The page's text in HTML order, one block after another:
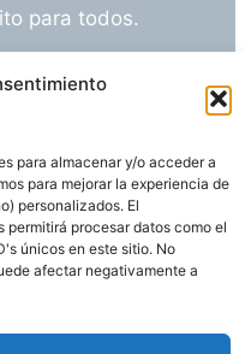
para almacenar y/o acceder a
para mejorar la experiencia de
personalizados. El
procesar datos como el
únicos en este sitio. No
afectar negativamente a
para todos.
Escríbeme
Política de cookies